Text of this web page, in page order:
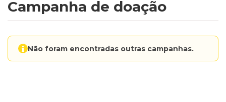
Campanha de doação
Não foram encontradas outras campanhas.